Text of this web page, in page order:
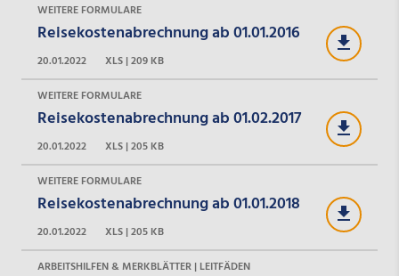
WEITERE FORMULARE
Reisekostenabrechnung ab 01.01.2016
20.01.2022
XLS | 209 KB
WEITERE FORMULARE
Reisekostenabrechnung ab 01.02.2017
20.01.2022
XLS | 205 KB
WEITERE FORMULARE
Reisekostenabrechnung ab 01.01.2018
20.01.2022
XLS | 205 KB
ARBEITSHILFEN & MERKBLÄTTER | LEITFÄDEN